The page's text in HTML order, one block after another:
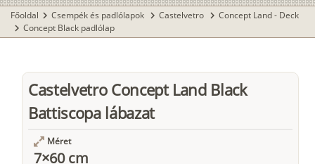
Főoldal chevron_right Csempék és padlólapok chevron_right Castelvetro chevron_right Concept Land - Deck
chevron_right Concept Black padlólap
Castelvetro Concept Land Black
Battiscopa lábazat
Méret
7×60 cm